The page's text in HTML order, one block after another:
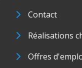
Contact
Réalisations
Offres